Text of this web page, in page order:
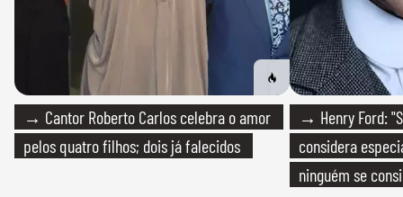
→ Cantor Roberto Carlos celebra o amor
pelos quatro filhos; dois já falecidos
→ Henry Ford:
considera
ninguém se